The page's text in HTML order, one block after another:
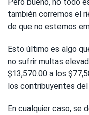
Pero bueno, no todo
también corremos el
de que no estemos
Esto último es algo
no sufrir multas
$13,570.00 a los
los contribuyentes del
En cualquier caso, se